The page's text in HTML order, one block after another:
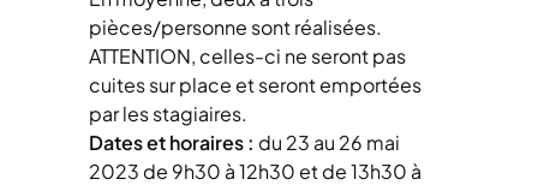
pièces/personne sont réalisées.
ATTENTION, celles-ci ne seront pas
cuites sur place et seront emportées
par les stagiaires.
Dates et horaires : du 23 au 26 mai
2023 de 9h30 à 12h30 et de 13h30 à